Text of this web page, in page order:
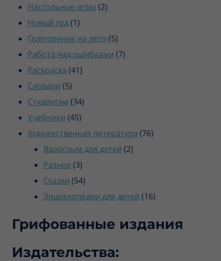
Настольные игры 22
Новый год 11
товар
Повторение на лето 55
товаров
Работа над ошибками 77
Раскраска 4141
Словари 55
товаров
Студентам 3434
Учебники 4545
товаров
Художественная литература 7676
Взрослым для детей 22
Разное 33
товара
Сказки 5454
товара
Энциклопедии для детей 1616
Грифованные издания
Издательства: